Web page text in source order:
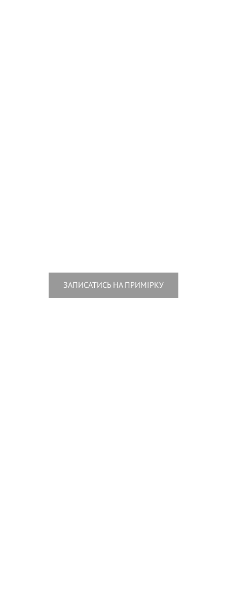
ЗАПИСАТИСЬ НА ПРИМІРКУ